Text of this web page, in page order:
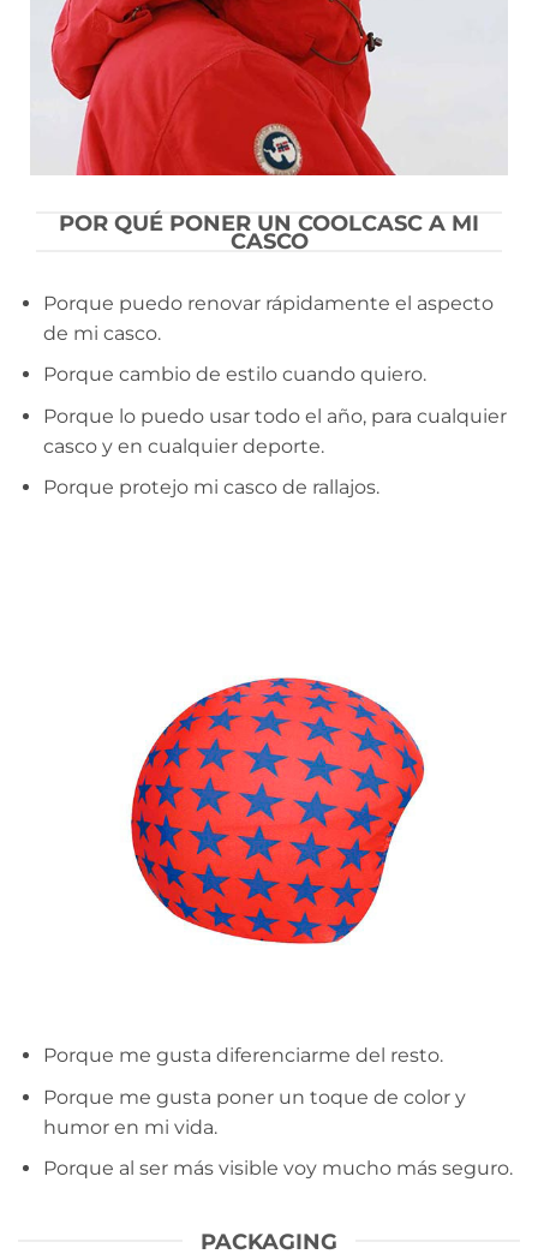
POR QUÉ PONER UN COOLCASC A MI
CASCO
Porque puedo renovar rápidamente el aspecto
de mi casco.
Porque cambio de estilo cuando quiero.
Porque lo puedo usar todo el año, para cualquier
casco y en cualquier deporte.
Porque protejo mi casco de rallajos.
Porque me gusta diferenciarme del resto.
Porque me gusta poner un toque de color y
humor en mi vida.
Porque al ser más visible voy mucho más seguro.
PACKAGING